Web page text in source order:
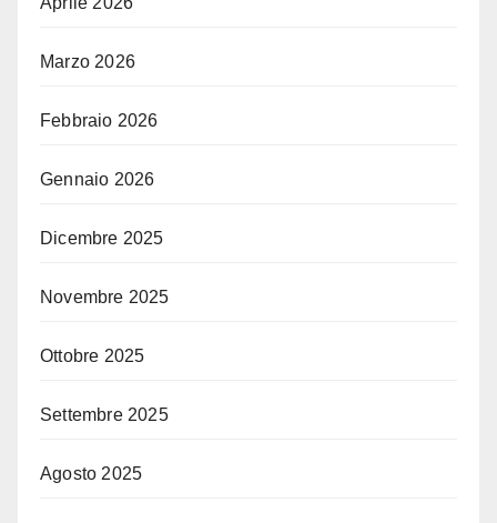
Marzo 2026
Febbraio 2026
Gennaio 2026
Dicembre 2025
Novembre 2025
Ottobre 2025
Settembre 2025
Agosto 2025